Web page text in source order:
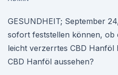
GESUNDHEIT; September
sofort feststellen können, ob
leicht verzerrtes CBD Hanföl
CBD Hanföl aussehen?